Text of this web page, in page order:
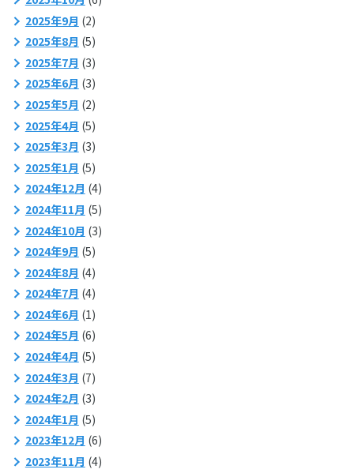
2025年9月 (2)
2025年8月 (5)
2025年7月 (3)
2025年6月 (3)
2025年5月 (2)
2025年4月 (5)
2025年3月 (3)
2025年1月 (5)
2024年12月 (4)
2024年11月 (5)
2024年10月 (3)
2024年9月 (5)
2024年8月 (4)
2024年7月 (4)
2024年6月 (1)
2024年5月 (6)
2024年4月 (5)
2024年3月 (7)
2024年2月 (3)
2024年1月 (5)
2023年12月 (6)
2023年11月 (4)